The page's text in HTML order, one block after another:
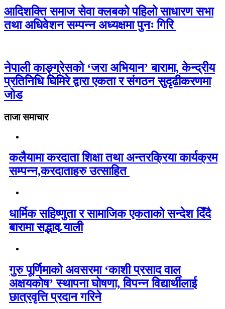
आदिशक्ति समाज सेवा क्लबको पहिलो साधारण सभा
तथा अधिवेशन सम्पन्न अध्यक्षमा पुनः गिरि
नेपाली काङ्ग्रेसको ‘जरा अभियान’ बारामा, केन्द्रीय
प्रतिनिधि घिमिरे द्वारा एकता र संगठन सुदृढीकरणमा
जोड
ताजा समाचार
कलैयामा करदाता शिक्षा तथा अन्तरक्रिया कार्यक्रम
सम्पन्न,करदाताहरु उत्साहित
धार्मिक सहिष्णुता र सामाजिक एकताको सन्देश दिँदै
बारामा सद्भाव र्‍याली
गुरु पूर्णिमाको अवसरमा ‘काशी प्रसाद वाल
अक्षयकोष’ स्थापना घोषणा, विपन्न विद्यार्थीलाई
छात्रवृत्ति प्रदान गरिने